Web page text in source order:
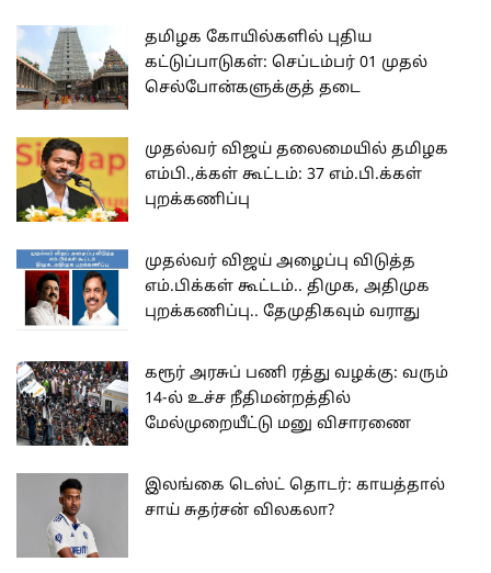
தமிழக கோயில்களில் புதிய
கட்டுப்பாடுகள்: செப்டம்பர் 01 முதல்
செல்போன்களுக்குத் தடை
முதல்வர் விஜய் தலைமையில் தமிழக
எம்பி.,க்கள் கூட்டம்: 37 எம்.பி.க்கள்
புறக்கணிப்பு
முதல்வர் விஜய் அழைப்பு விடுத்த
எம்.பிக்கள் கூட்டம்.. திமுக, அதிமுக
புறக்கணிப்பு.. தேமுதிகவும் வராது
கரூர் அரசுப் பணி ரத்து வழக்கு: வரும்
14-ல் உச்ச நீதிமன்றத்தில்
மேல்முறையீட்டு மனு விசாரணை
இலங்கை டெஸ்ட் தொடர்: காயத்தால்
சாய் சுதர்சன் விலகலா?